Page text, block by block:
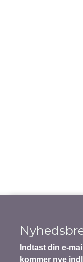
Indtast din e-
kommer nye